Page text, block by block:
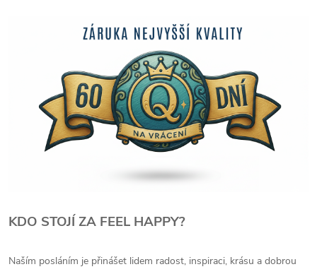
KDO STOJÍ ZA FEEL HAPPY?
Naším posláním je přinášet lidem radost, inspiraci, krásu a dobrou